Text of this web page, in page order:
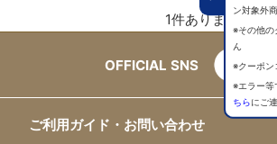
ン対象外
※その他の
ん
※クーポン
※エラー等
ちらにご
1件あります
OFFICIAL SNS
ご利用ガイド・お問い合わせ